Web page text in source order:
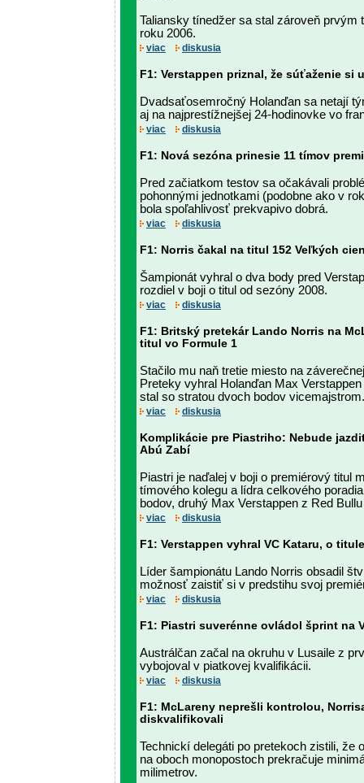
Taliansky tínedžer sa stal zároveň
roku 2006.
viac diskusia
F1: Verstappen priznal, že súťaženie si
Dvadsaťosemročný Holanďan sa netají
aj na najprestížnejšej 24-hodinovke vo
viac diskusia
F1: Nová sezóna prinesie 11 tímov
Pred začiatkom testov sa očakávali
pohonnými jednotkami (podobne ako v
bola spoľahlivosť prekvapivo dobrá.
viac diskusia
F1: Norris čakal na titul 152 Veľkých
Šampionát vyhral o dva body pred
rozdiel v boji o titul od sezóny 2008.
viac diskusia
F1: Britský pretekár Lando Norris na
titul vo Formule 1
Stačilo mu naň tretie miesto na
Preteky vyhral Holanďan Max
stal so stratou dvoch bodov vicemajstrom.
viac diskusia
Komplikácie pre Piastriho: Nebude
Abú Zabí
Piastri je naďalej v boji o premiérový titul
tímového kolegu a lídra celkového
bodov, druhý Max Verstappen z Red
viac diskusia
F1: Verstappen vyhral VC Kataru, o
Líder šampionátu Lando Norris obsadil
možnosť zaistiť si v predstihu svoj
viac diskusia
F1: Piastri suverénne ovládol šprint na
Austrálčan začal na okruhu v Lusaile z
vybojoval v piatkovej kvalifikácii.
viac diskusia
F1: McLareny neprešli kontrolou,
diskvalifikovali
Technickí delegáti po pretekoch zistili, že
na oboch monopostoch prekračuje
milimetrov.